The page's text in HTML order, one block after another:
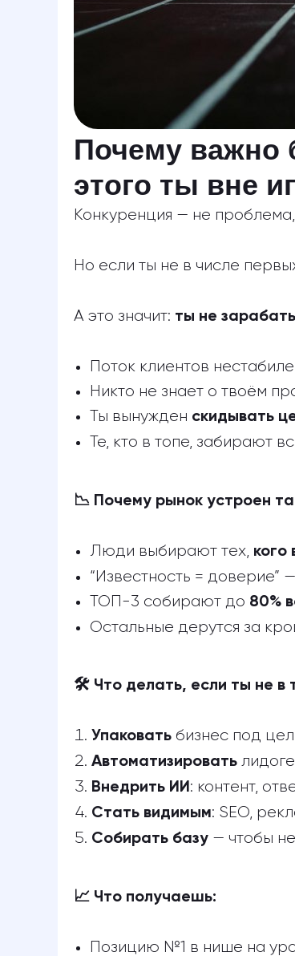
Почему важно
этого ты вне
Конкуренция — не
Но если ты не в числе
А это значит: ты не
Поток клиентов
Никто не знает о твоём
Ты вынужден скидывать
Те, кто в топе, забирают
📉 Почему рынок устроен
Люди выбирают тех, кого
“Известность = доверие”
ТОП-3 собирают до 80%
Остальные дерутся за
🛠 Что делать, если ты не в
Упаковать бизнес под
Автоматизировать
Внедрить ИИ: контент,
Стать видимым: SEO,
Собирать базу — чтобы
📈 Что получаешь:
Позицию №1 в нише на